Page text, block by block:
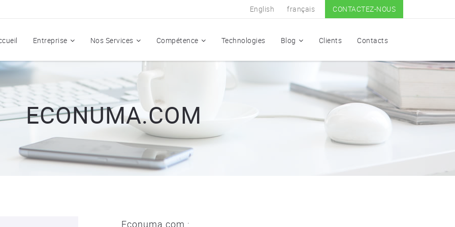
English français CONTACTEZ-NOUS
Entreprise Nos Services Compétence Technologies Blog Clients Contacts
ECONUMA.COM
Econuma.com :